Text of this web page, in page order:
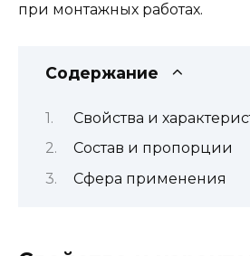
при монтажных работах.
Содержание
Свойства и
Состав и пропорции
Сфера применения